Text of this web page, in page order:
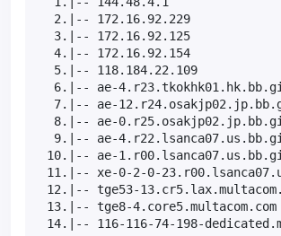
2.|-- 172.16.92.229
3.|-- 172.16.92.125
4.|-- 172.16.92.154
5.|-- 118.184.22.109
6.|-- ae-
7.|-- ae-
8.|-- ae-
9.|-- ae-
10.|-- ae-
11.|-- xe-0-2-0-
12.|-- tge53-
13.|-- tge8-
14.|-- 116-116-74-198-